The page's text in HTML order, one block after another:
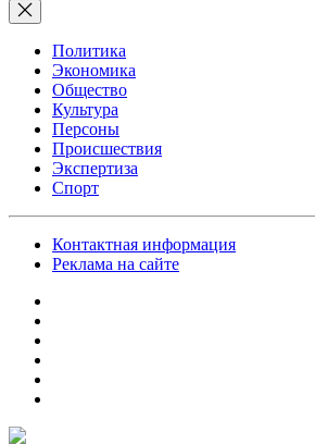
Политика
Экономика
Общество
Культура
Персоны
Происшествия
Экспертиза
Спорт
Контактная информация
Реклама на сайте